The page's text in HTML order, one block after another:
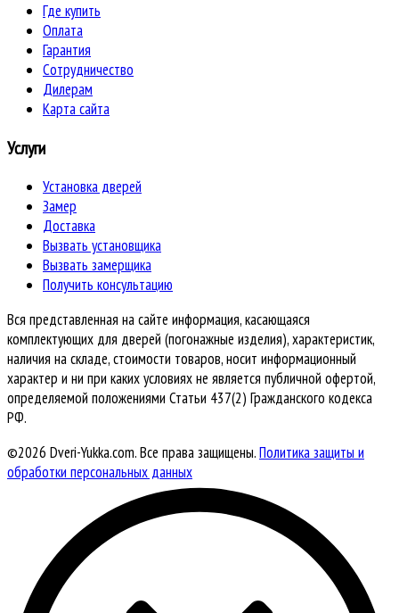
Где купить
Оплата
Гарантия
Сотрудничество
Дилерам
Карта сайта
Услуги
Установка дверей
Замер
Доставка
Вызвать установщика
Вызвать замерщика
Получить консультацию
Вся представленная на сайте информация, касающаяся
комплектующих для дверей (погонажные изделия), характеристик,
наличия на складе, стоимости товаров, носит информационный
характер и ни при каких условиях не является публичной офертой,
определяемой положениями Статьи 437(2) Гражданского кодекса
РФ.
©2026 Dveri-Yukka.com. Все права защищены.Политика защиты и
обработки персональных данных